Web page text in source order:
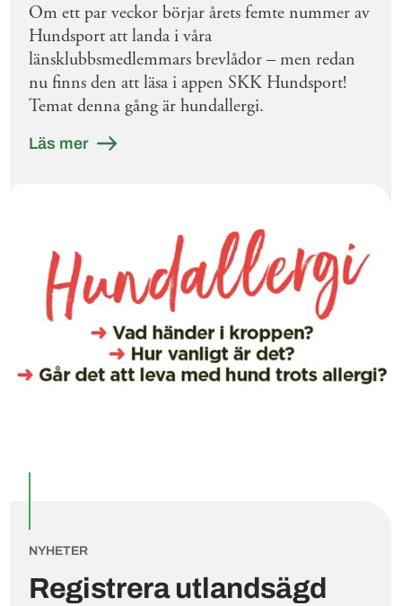
Om ett par veckor börjar årets femte nummer av
Hundsport att landa i våra
länsklubbsmedlemmars brevlådor – men redan
nu finns den att läsa i appen SKK Hundsport!
Temat denna gång är hundallergi.
Läs mer
Registrera utlandsägd
NYHETER